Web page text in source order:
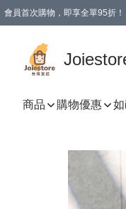
會員首次購物，即享全單95折！
商品 購物優惠